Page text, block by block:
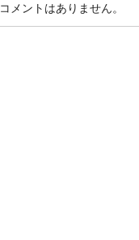
コメントはありません。